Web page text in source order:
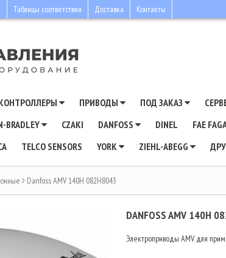
Таблицы соответствия Доставка Контакты
ПРИВОДЫ ПОД ЗАКАЗ
BRADLEY CZAKI DANFOSS DINEL FAE
TELCO SENSORS YORK ZIEHL-ABEGG
Danfoss AMV 140H 082H8043
DANFOSS AMV 140H
Электроприводы AMV для